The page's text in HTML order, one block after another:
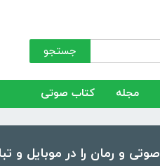
جستجو
مجله کتاب صوتی